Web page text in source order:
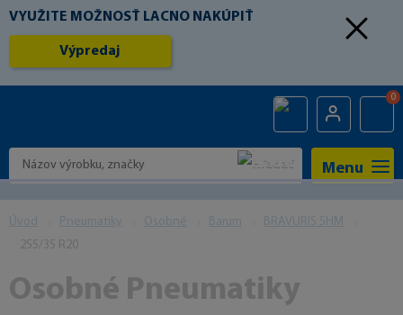
VYUŽITE MOŽNOSŤ LACNO NAKÚPIŤ
Výpredaj
0
Menu
Úvod Pneumatiky Osobné Barum
BRAVURIS 5HM
255/35 R20
Osobné Pneumatiky